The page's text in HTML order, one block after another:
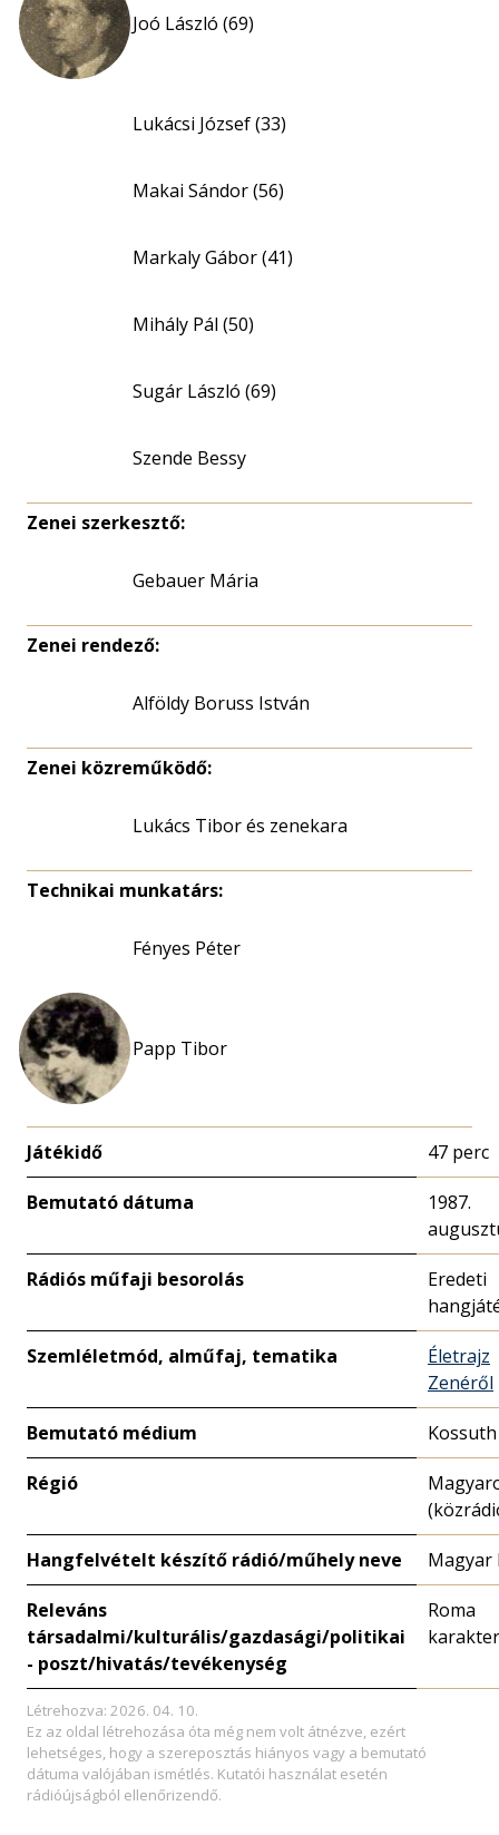
Joó László (69)
Lukácsi József (33)
Makai Sándor (56)
Markaly Gábor (41)
Mihály Pál (50)
Sugár László (69)
Szende Bessy
Zenei szerkesztő:
Gebauer Mária
Zenei rendező:
Alföldy Boruss István
Zenei közreműködő:
Lukács Tibor és zenekara
Technikai munkatárs:
Fényes Péter
Papp Tibor
Játékidő 47 perc
Bemutató dátuma
1987.
Rádiós műfaji besorolás
Eredeti
Szemléletmód, alműfaj, tematika
Életrajz
Zenéről
Bemutató médium Kossuth
Régió
Hangfelvételt készítő rádió/műhely neve Magyar
Releváns
társadalmi/kulturális/gazdasági/politikai
- poszt/hivatás/tevékenység
Roma
karakter
Létrehozva: 2026. 04. 10.
Ez az oldal létrehozása óta még nem volt átnézve, ezért
lehetséges, hogy a szereposztás hiányos vagy a bemutató
dátuma valójában ismétlés. Kutatói használat esetén
rádióújságból ellenőrizendő.